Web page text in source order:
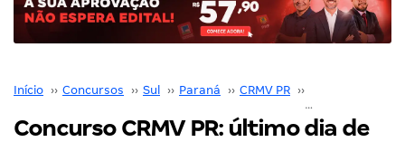
Início ›› Concursos ›› Sul ›› Paraná ›› CRMV PR ››
Concurso CRMV PR: último dia de